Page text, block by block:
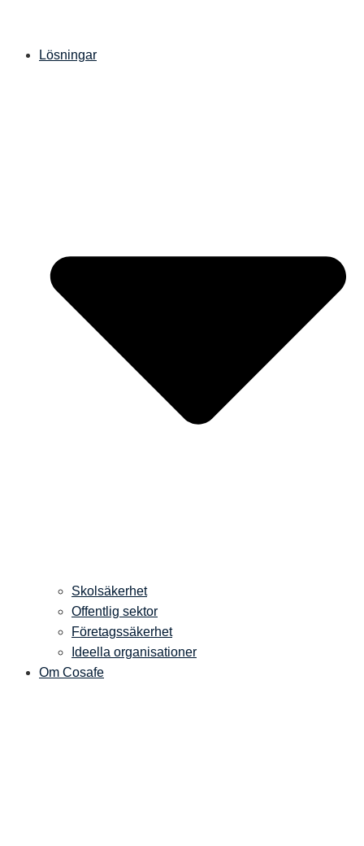
Lösningar
Skolsäkerhet
Offentlig sektor
Företagssäkerhet
Ideella organisationer
Om Cosafe